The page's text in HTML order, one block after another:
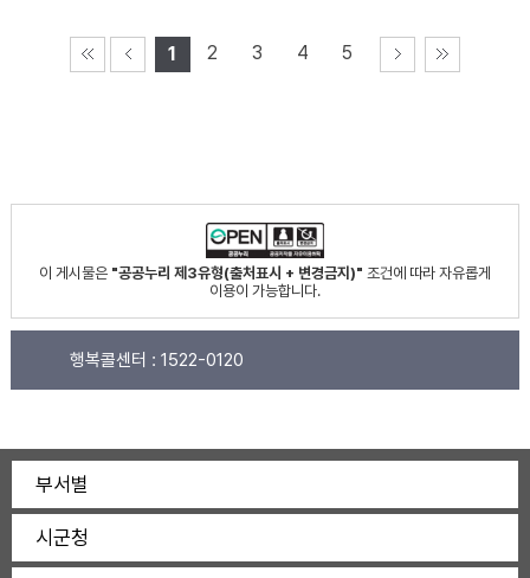
1 2 3 4 5
이 게시물은 "공공누리 제3유형(출처표시 + 변경금지)" 조건에 따라 자유롭게
이용이 가능합니다.
행복콜센터 : 1522-0120
부서별
시군청